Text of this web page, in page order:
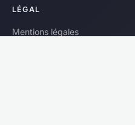
LÉGAL
Mentions légales